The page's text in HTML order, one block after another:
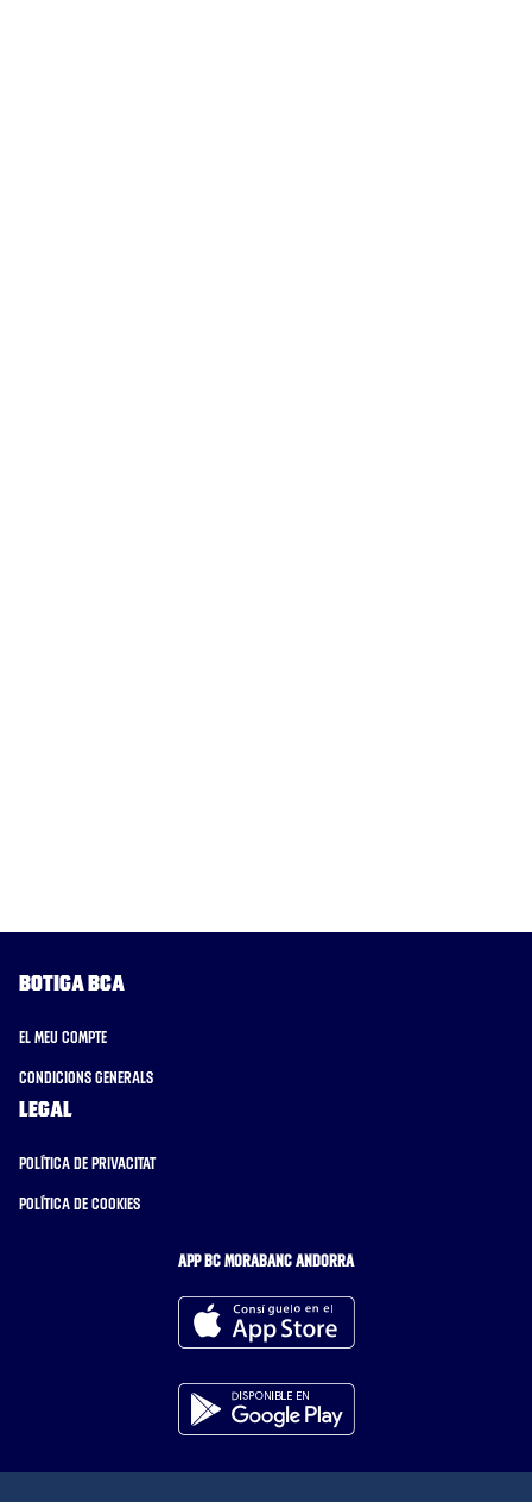
Botiga BCA
El meu compte
Condicions generals
Legal
Política de privacitat
Política de cookies
APP BC MORABANC ANDORRA